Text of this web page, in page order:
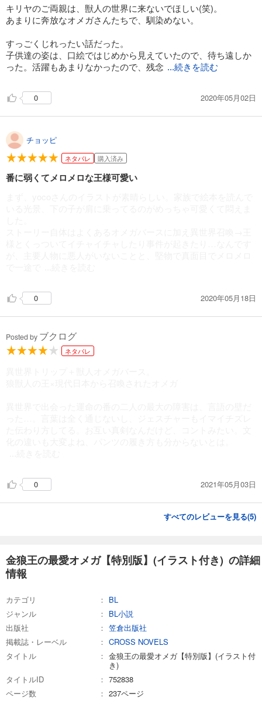
キリヤのご両親は、獣人の世界に来ないでほしい(笑)。
あまりに奔放なオメガさんたちで、馴染めない。
すっごくじれったい話だった。
子供達の姿は、口絵ではじめから見えていたので、待ち遠しか
った。活躍もあまりなかったので、残念 ...続きを読む
0 2020年05月02日
チョッピ
ネタバレ 購入済み
番に弱くてメロメロな王様可愛い
0 2020年05月18日
Posted by ブクログ
ネタバレ
0 2021年05月03日
すべてのレビューを見る(5)
金狼王の最愛オメガ【特別版】(イラスト付き) の詳細
情報
カテゴリ
BL
ジャンル
BL小説
出版社
笠倉出版社
掲載誌・レーベル
CROSS NOVELS
タイトル
金狼王の最愛オメガ【特別版】(イラスト付
き)
タイトルID
752838
ページ数
237ページ